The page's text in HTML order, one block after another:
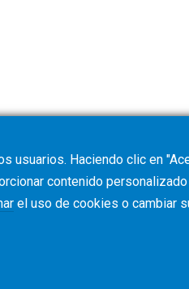
usuarios. Haciendo clic en
contenido
el uso de cookies o cambiar